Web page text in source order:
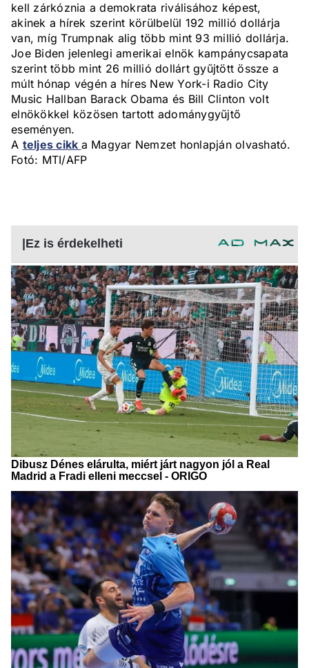
kell zárkóznia a demokrata riválisához képest,
akinek a hírek szerint körülbelül 192 millió dollárja
van, míg Trumpnak alig több mint 93 millió dollárja.
Joe Biden jelenlegi amerikai elnök kampánycsapata
szerint több mint 26 millió dollárt gyűjtött össze a
múlt hónap végén a híres New York-i Radio City
Music Hallban Barack Obama és Bill Clinton volt
elnökökkel közösen tartott adománygyűjtő
eseményen.
A teljes cikk a Magyar Nemzet honlapján olvasható.
Fotó: MTI/AFP